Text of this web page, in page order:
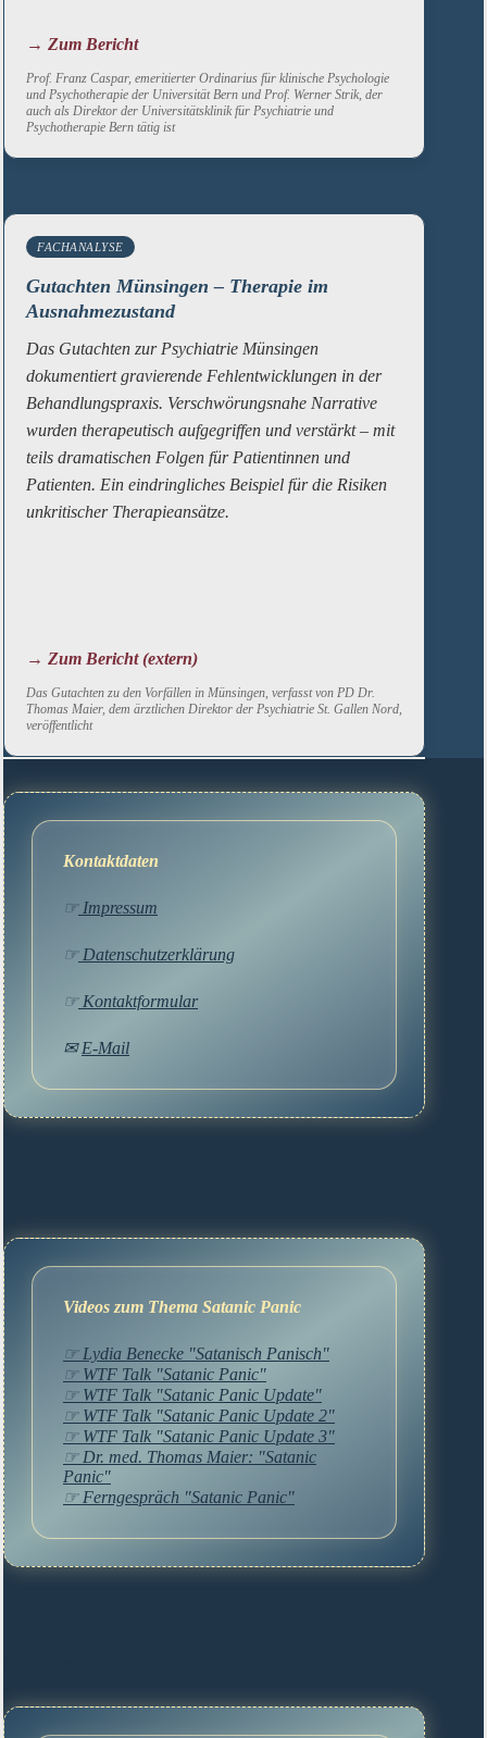
→ Zum Bericht
Prof. Franz Caspar, emeritierter Ordinarius für klinische Psychologie
und Psychotherapie der Universität Bern und Prof. Werner Strik, der
auch als Direktor der Universitätsklinik für Psychiatrie und
Psychotherapie Bern tätig ist
FACHANALYSE
Gutachten Münsingen – Therapie im
Ausnahmezustand
Das Gutachten zur Psychiatrie Münsingen
dokumentiert gravierende Fehlentwicklungen in der
Behandlungspraxis. Verschwörungsnahe Narrative
wurden therapeutisch aufgegriffen und verstärkt – mit
teils dramatischen Folgen für Patientinnen und
Patienten. Ein eindringliches Beispiel für die Risiken
unkritischer Therapieansätze.
→ Zum Bericht (extern)
Das Gutachten zu den Vorfällen in Münsingen, verfasst von PD Dr.
Thomas Maier, dem ärztlichen Direktor der Psychiatrie St. Gallen Nord,
veröffentlicht
Kontaktdaten
☞Impressum
☞Datenschutzerklärung
☞Kontaktformular
✉E-Mail
Videos zum Thema Satanic Panic
☞ Lydia Benecke "Satanisch Panisch"
☞ WTF Talk "Satanic Panic"
☞ WTF Talk "Satanic Panic Update"
☞ WTF Talk "Satanic Panic Update 2"
☞ WTF Talk "Satanic Panic Update 3"
☞ Dr. med. Thomas Maier: "Satanic
Panic"
☞ Ferngespräch "Satanic Panic"